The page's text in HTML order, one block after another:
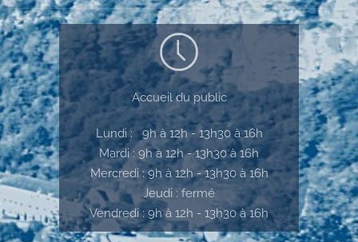
Accueil du public
Lundi : 9h à 12h - 13h30 à 16h
Mardi : 9h à 12h - 13h30 à 16h
Mercredi : 9h à 12h - 13h30 à 16h
Jeudi : fermé
Vendredi : 9h à 12h - 13h30 à 16h